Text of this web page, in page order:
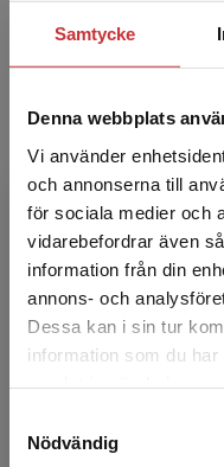
Samtycke
Denna webbplats
Vi använder
och annonserna till
för sociala medier och
vidarebefordrar även
information från din
annons- och
Dessa kan i sin tur
information som du
Nödvändig
Det verkar som att
studentlitteratur.se
Vi erbjuder inte
att kunna slutföra
Cecilia Stern-
Ann-
Ann-Christin
gymnasielärare
spanska. Innan